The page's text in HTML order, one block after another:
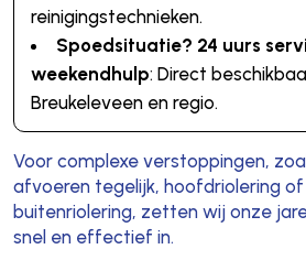
reinigingstechnieken.
Spoedsituatie? 24 uurs
weekendhulp: Direct
Breukeleveen en regio.
Voor complexe verstoppingen,
afvoeren tegelijk, hoofdriolering
buitenriolering, zetten wij onze
snel en effectief in.